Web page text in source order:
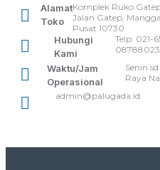
Alamat
Toko
Komplek Ruko
Jalan Gatep,
Pusat 10730
Hubungi
Kami
Telp: 021-
Waktu/Jam
Operasional
Senin
Raya
admin@palugada.id